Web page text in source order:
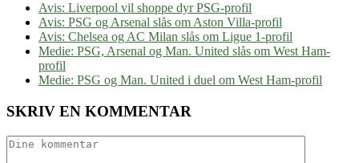
Avis: Liverpool vil shoppe dyr PSG-profil
Avis: PSG og Arsenal slås om Aston Villa-profil
Avis: Chelsea og AC Milan slås om Ligue 1-profil
Medie: PSG, Arsenal og Man. United slås om West Ham-
profil
Medie: PSG og Man. United i duel om West Ham-profil
SKRIV EN KOMMENTAR